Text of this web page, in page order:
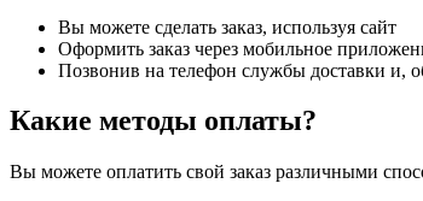
Вы можете сделать заказ, используя сайт
Оформить заказ через мобильное
Позвонив на телефон службы доставки и,
Какие методы оплаты?
Вы можете оплатить свой заказ различными